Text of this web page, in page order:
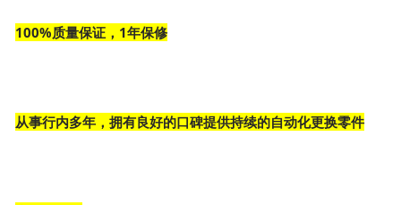
100%质量保证，1年保修
从事行内多年，拥有良好的口碑提供持续的自动化更换零件